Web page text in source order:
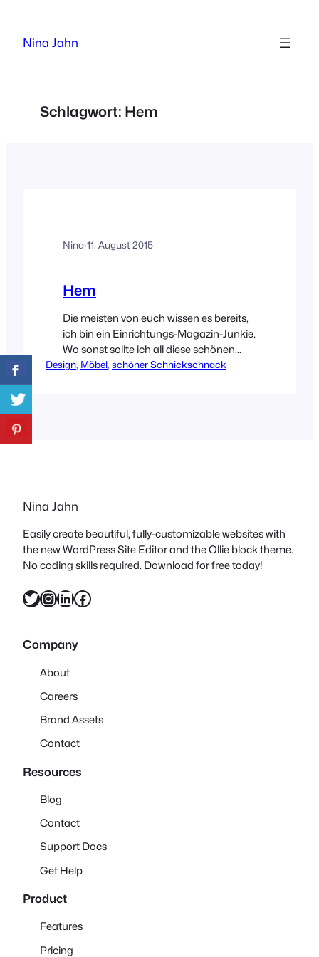
springen
Nina Jahn
Schlagwort: Hem
Nina·11. August 2015
Hem
Die meisten von euch wissen es bereits,
ich bin ein Einrichtungs-Magazin-Junkie.
Wo sonst sollte ich all diese schönen
Dinge finden? Ähm, ich hätte da seit ein
Design, Möbel, schöner Schnickschnack
Nina Jahn
Easily create beautiful, fully-customizable websites with
the new WordPress Site Editor and the Ollie block theme.
No coding skills required. Download for free today!
Twitter InstagramLinkedIn Facebook
Company
About
Careers
Brand Assets
Contact
Resources
Blog
Contact
Support Docs
Get Help
Product
Features
Pricing